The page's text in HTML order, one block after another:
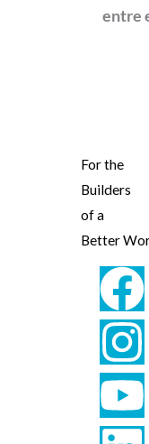
entre
For the
Builders
of a
Better
F
a
c
e
I
n
s
t
Y
o
u
t
L
i
n
k